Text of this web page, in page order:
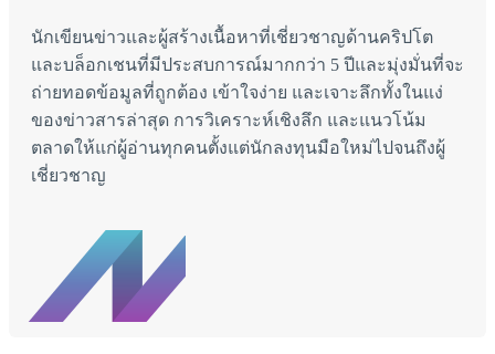
นักเขียนข่าวและผู้สร้างเนื้อหาที่เชี่ยวชาญด้านคริปโต
และบล็อกเชนที่มีประสบการณ์มากกว่า 5 ปีและมุ่งมั่นที่จะ
ถ่ายทอดข้อมูลที่ถูกต้อง เข้าใจง่าย และเจาะลึกทั้งในแง่
ของข่าวสารล่าสุด การวิเคราะห์เชิงลึก และแนวโน้ม
ตลาดให้แก่ผู้อ่านทุกคนตั้งแต่นักลงทุนมือใหม่ไปจนถึงผู้
เชี่ยวชาญ